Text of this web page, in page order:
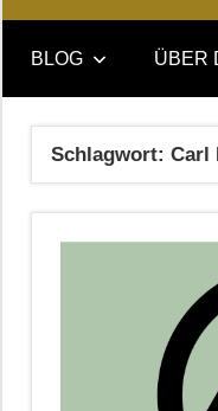
DAS
GEDICHT
blog
DAS
GEDICHT.
Zeitschrift
BLOG ÜBER
Schlagwort: Carl